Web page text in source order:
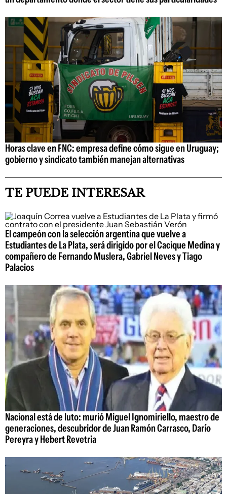
Horas clave en FNC: empresa define cómo sigue en Uruguay;
gobierno y sindicato también manejan alternativas
TE PUEDE INTERESAR
El campeón con la selección argentina que vuelve a
Estudiantes de La Plata, será dirigido por el Cacique Medina y
compañero de Fernando Muslera, Gabriel Neves y Tiago
Palacios
Nacional está de luto: murió Miguel Ignomiriello, maestro de
generaciones, descubridor de Juan Ramón Carrasco, Darío
Pereyra y Hebert Revetria